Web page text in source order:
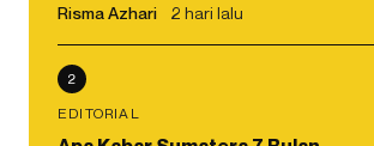
Risma Azhari 2 hari lalu
2
EDITORIAL